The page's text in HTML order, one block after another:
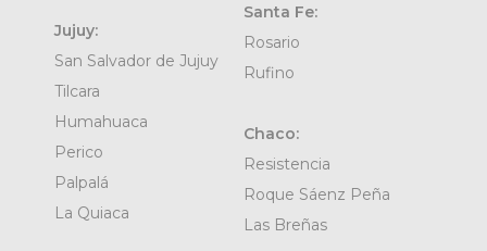
Jujuy:
San Salvador de Jujuy
Tilcara
Humahuaca
Perico
Palpalá
La Quiaca
Santa Fe:
Rosario
Rufino
Chaco:
Resistencia
Roque Sáenz Peña
Las Breñas